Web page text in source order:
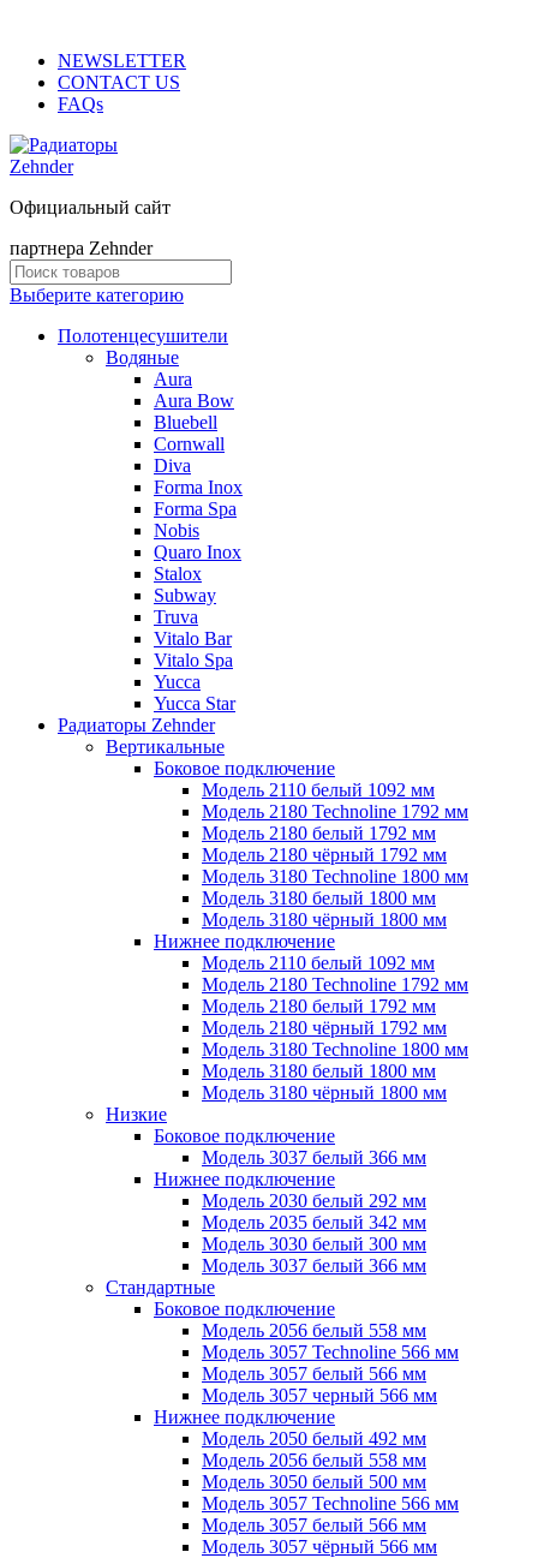
NEWSLETTER
CONTACT US
FAQs
Официальный сайт
партнера Zehnder
Выберите категорию
Полотенцесушители
Водяные
Aura
Aura Bow
Bluebell
Cornwall
Diva
Forma Inox
Forma Spa
Nobis
Quaro Inox
Stalox
Subway
Truva
Vitalo Bar
Vitalo Spa
Yucca
Yucca Star
Радиаторы Zehnder
Вертикальные
Боковое подключение
Модель 2110 белый 1092 мм
Модель 2180 Technoline 1792 мм
Модель 2180 белый 1792 мм
Модель 2180 чёрный 1792 мм
Модель 3180 Technoline 1800 мм
Модель 3180 белый 1800 мм
Модель 3180 чёрный 1800 мм
Нижнее подключение
Модель 2110 белый 1092 мм
Модель 2180 Technoline 1792 мм
Модель 2180 белый 1792 мм
Модель 2180 чёрный 1792 мм
Модель 3180 Technoline 1800 мм
Модель 3180 белый 1800 мм
Модель 3180 чёрный 1800 мм
Низкие
Боковое подключение
Модель 3037 белый 366 мм
Нижнее подключение
Модель 2030 белый 292 мм
Модель 2035 белый 342 мм
Модель 3030 белый 300 мм
Модель 3037 белый 366 мм
Стандартные
Боковое подключение
Модель 2056 белый 558 мм
Модель 3057 Technoline 566 мм
Модель 3057 белый 566 мм
Модель 3057 черный 566 мм
Нижнее подключение
Модель 2050 белый 492 мм
Модель 2056 белый 558 мм
Модель 3050 белый 500 мм
Модель 3057 Technoline 566 мм
Модель 3057 белый 566 мм
Модель 3057 чёрный 566 мм